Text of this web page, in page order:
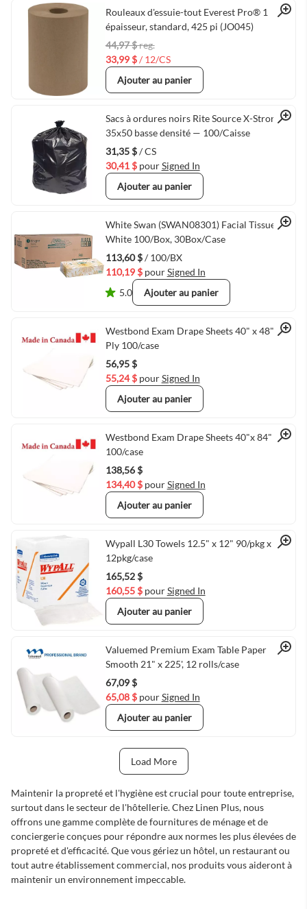
Quick View
Rouleaux d'essuie-tout Everest Pro® 1
épaisseur, standard, 425 pi (JO045)
44,97 $reg.
33,99 $/ 12/CS
Ajouter au panier
Quick View
Sacs à ordures noirs Rite Source X-Strong
35x50 basse densité — 100/Caisse
31,35 $/ CS
30,41 $ pourSigned In
Ajouter au panier
Quick View
White Swan (SWAN08301) Facial Tissue
White 100/Box, 30Box/Case
113,60 $/ 100/BX
110,19 $ pourSigned In
5.0
Ajouter au panier
Quick View
Westbond Exam Drape Sheets 40" x 48" 2
Ply 100/case
56,95 $
55,24 $ pourSigned In
Ajouter au panier
Quick View
Westbond Exam Drape Sheets 40"x 84" 2 ply
100/case
138,56 $
134,40 $ pourSigned In
Ajouter au panier
Quick View
Wypall L30 Towels 12.5" x 12" 90/pkg x
12pkg/case
165,52 $
160,55 $ pourSigned In
Ajouter au panier
Quick View
Valuemed Premium Exam Table Paper
Smooth 21" x 225', 12 rolls/case
67,09 $
65,08 $ pourSigned In
Ajouter au panier
Load More
Next Page
Maintenir la propreté et l'hygiène est crucial pour toute entreprise,
surtout dans le secteur de l'hôtellerie. Chez Linen Plus, nous
offrons une gamme complète de fournitures de ménage et de
conciergerie conçues pour répondre aux normes les plus élevées de
propreté et d'efficacité. Que vous gériez un hôtel, un restaurant ou
tout autre établissement commercial, nos produits vous aideront à
maintenir un environnement impeccable.